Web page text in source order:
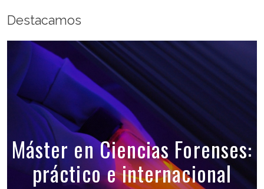
Destacamos
Máster en Ciencias Forenses:
práctico e internacional